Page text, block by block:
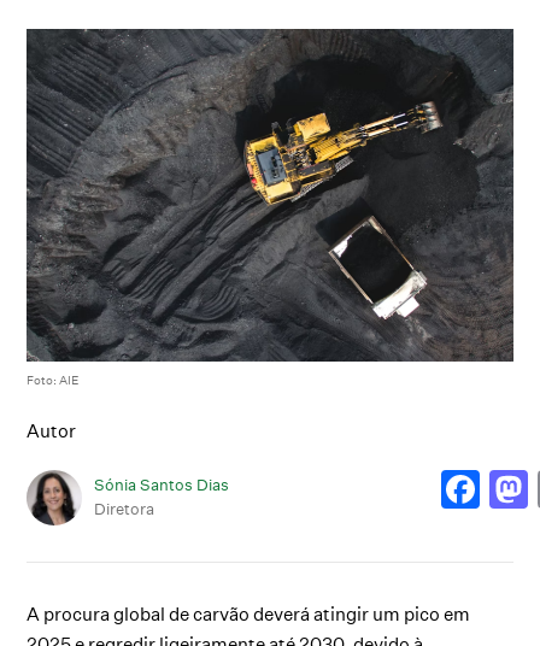
Foto: AIE
Autor
Sónia Santos Dias
Diretora
A procura global de carvão deverá atingir um pico em